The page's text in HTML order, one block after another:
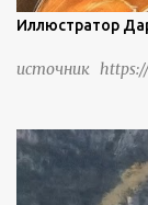
Иллюстратор
источник